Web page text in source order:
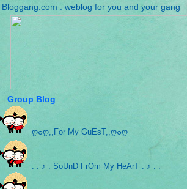
Bloggang.com : weblog for you and your gang
Group Blog
ღ๐ღ,,For My GuEsT,,ღ๐ღ
. . ♪ : SoUnD FrOm My HeArT : ♪ . .